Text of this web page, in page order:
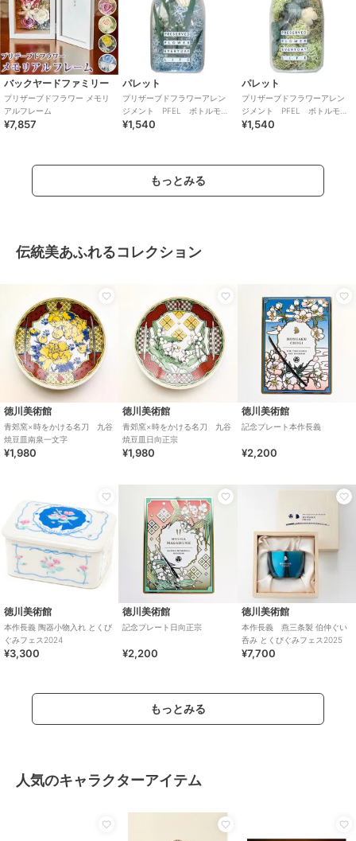
バックヤードファミリー
プリザーブドフラワー メモリ
アルフレーム
¥7,857
パレット
プリザーブドフラワーアレン
ジメント PFEL ボトルモ
ス アイスランドパウダーブ
¥1,540
パレット
プリザーブドフラワーアレン
ジメント PFEL ボトルモ
ス アイスランドモス モスグ
¥1,540
もっとみる
伝統美あふれるコレクション
徳川美術館
青郊窯×時をかける名刀 九谷
焼豆皿南泉一文字
¥1,980
徳川美術館
青郊窯×時をかける名刀 九谷
焼豆皿日向正宗
¥1,980
徳川美術館
記念プレート本作長義
¥2,200
徳川美術館
本作長義 陶器小物入れ とくび
ぐみフェス2024
¥3,300
徳川美術館
記念プレート日向正宗
¥2,200
徳川美術館
本作長義 燕三条製 伯仲ぐい
呑み とくびぐみフェス2025
¥7,700
もっとみる
人気のキャラクターアイテム